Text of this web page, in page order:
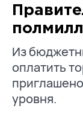
Из
оплатить
уровня.